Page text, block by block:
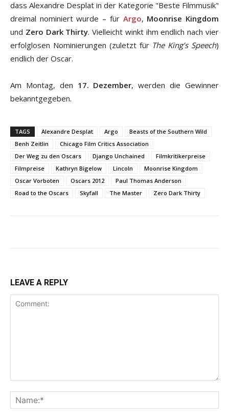
dass Alexandre Desplat in der Kategorie "Beste Filmmusik"
dreimal nominiert wurde – für Argo, Moonrise Kingdom
und Zero Dark Thirty. Vielleicht winkt ihm endlich nach vier
erfolglosen Nominierungen (zuletzt für The King’s Speech)
endlich der Oscar.
Am Montag, den 17. Dezember, werden die Gewinner
bekanntgegeben.
TAGS Alexandre Desplat Argo
Beasts of the Southern Wild
Benh Zeitlin
Chicago Film Critics Association
Der Weg zu den Oscars
Django Unchained
Filmkritikerpreise
Filmpreise
Kathryn Bigelow Lincoln
Moonrise Kingdom
Oscar Vorboten
Oscars 2012
Paul Thomas Anderson
Road to the Oscars
Skyfall The Master Zero Dark Thirty
LEAVE A REPLY